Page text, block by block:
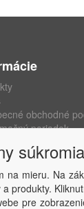
obchodné
poriadok
súkromia
od zmluvy
súkromia
na mieru. Na
produkty.
pre